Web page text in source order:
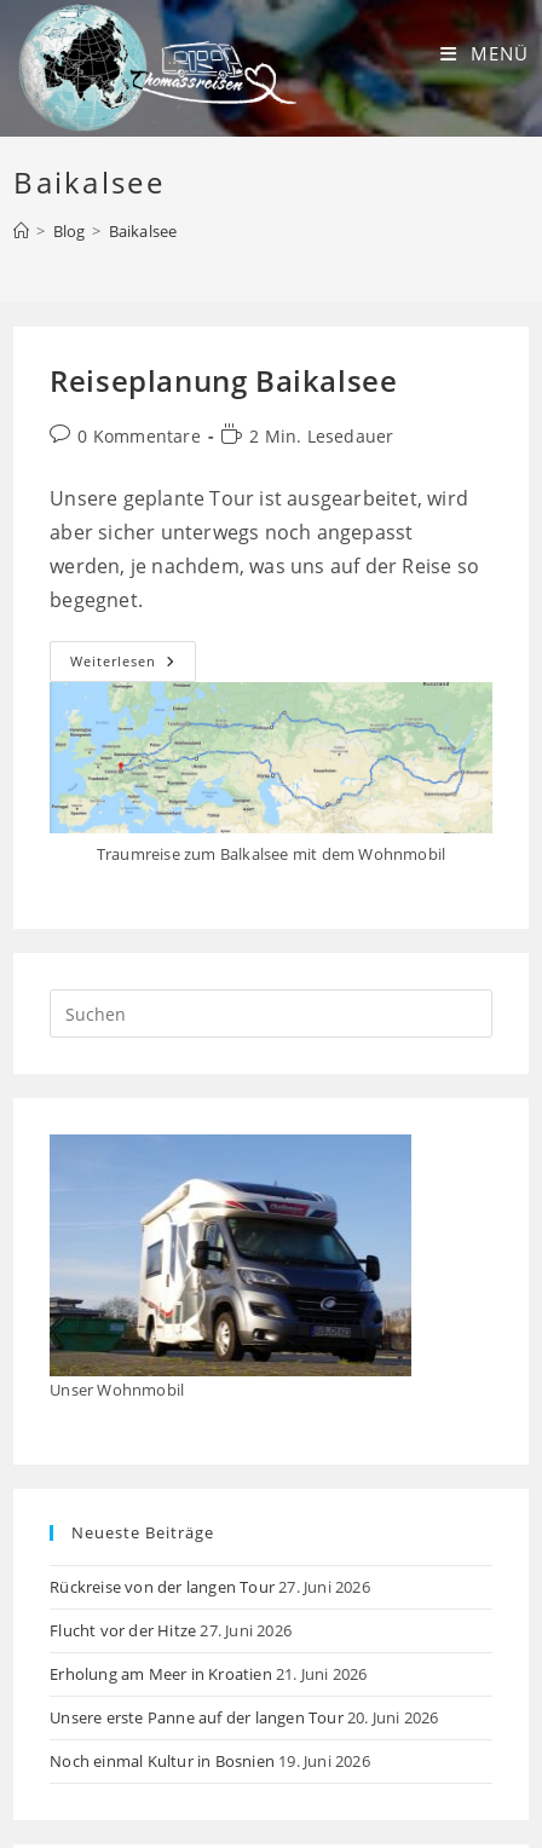
Inhalt
springen
MENÜ
Baikalsee
> Blog > Baikalsee
Reiseplanung Baikalsee
Beitrags-
0 Kommentare Lesedauer:
2 Min. Lesedauer
Unsere geplante Tour ist ausgearbeitet, wird
aber sicher unterwegs noch angepasst
werden, je nachdem, was uns auf der Reise so
begegnet.
Weiterlesen Reiseplanung
Baikalsee
Traumreise zum Balkalsee mit dem Wohnmobil
Unser Wohnmobil
Neueste Beiträge
Rückreise von der langen Tour 27. Juni 2026
Flucht vor der Hitze 27. Juni 2026
Erholung am Meer in Kroatien 21. Juni 2026
Unsere erste Panne auf der langen Tour 20. Juni 2026
Noch einmal Kultur in Bosnien 19. Juni 2026